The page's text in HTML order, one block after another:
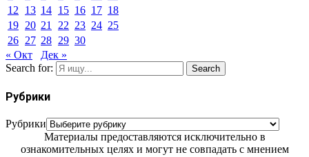
12
13 14 15 16 17 18
19 20 21 22 23 24 25
26 27 28 29 30
« Окт
Дек »
Search for:
Search
Рубрики
Рубрики
Материалы предоставляются исключительно в
ознакомительных целях и могут не совпадать с мнением